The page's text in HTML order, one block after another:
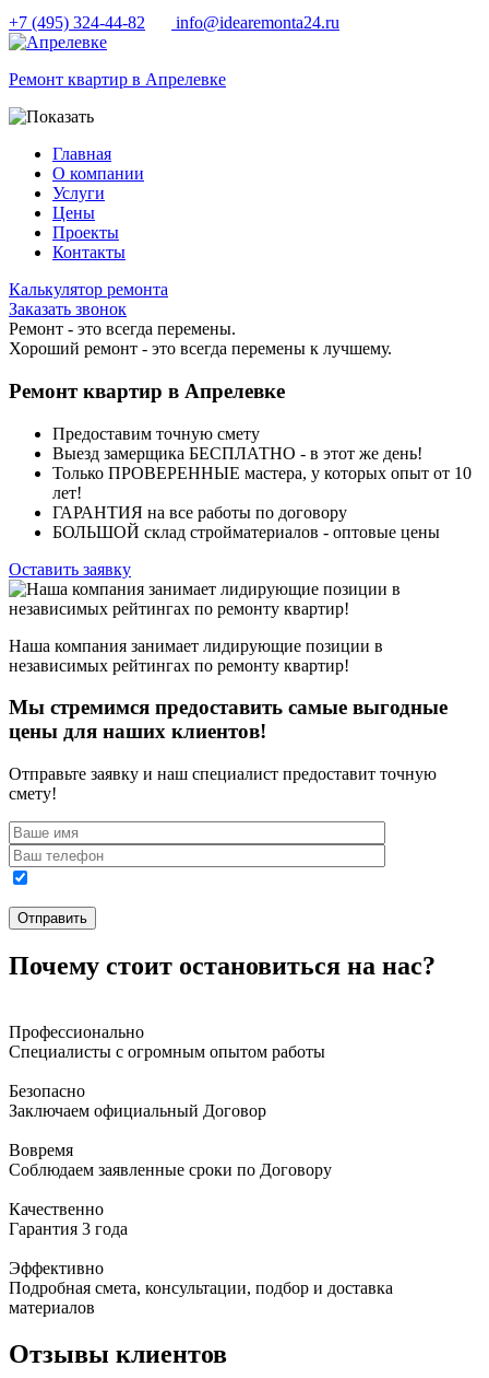
+7 (495) 324-44-82 info@idearemonta24.ru
Ремонт квартир в Апрелевке
Главная
О компании
Услуги
Цены
Проекты
Контакты
Калькулятор ремонта
Заказать звонок
Ремонт - это всегда перемены.
Хороший ремонт - это всегда перемены к лучшему.
Ремонт квартир в Апрелевке
Предоставим точную смету
Выезд замерщика БЕСПЛАТНО - в этот же день!
Только ПРОВЕРЕННЫЕ мастера, у которых опыт от 10
лет!
ГАРАНТИЯ на все работы по договору
БОЛЬШОЙ склад стройматериалов - оптовые цены
Оставить заявку
Наша компания занимает лидирующие позиции в
независимых рейтингах по ремонту квартир!
Мы стремимся предоставить самые выгодные
цены для наших клиентов!
Отправьте заявку и наш специалист предоставит точную
смету!
Почему стоит остановиться на нас?
Профессионально
Специалисты с огромным опытом работы
Безопасно
Заключаем официальный Договор
Вовремя
Соблюдаем заявленные сроки по Договору
Качественно
Гарантия 3 года
Эффективно
Подробная смета, консультации, подбор и доставка
материалов
Отзывы клиентов